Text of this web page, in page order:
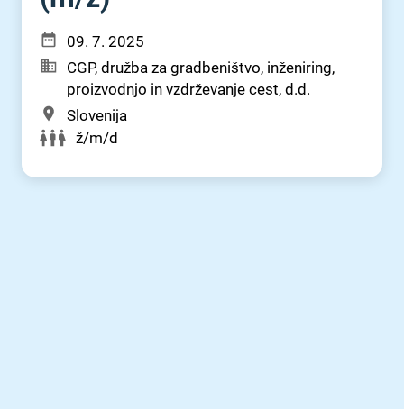
09. 7. 2025
CGP, družba za gradbeništvo, inženiring,
proizvodnjo in vzdrževanje cest, d.d.
Slovenija
ž/m/d